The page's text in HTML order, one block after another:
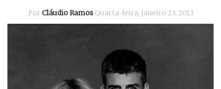
Por Cláudio Ramos Quarta-feira, Janeiro 23, 2013